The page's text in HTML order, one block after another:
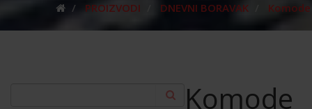
PROIZVODI DNEVNI BORAVAK Komode
Komode